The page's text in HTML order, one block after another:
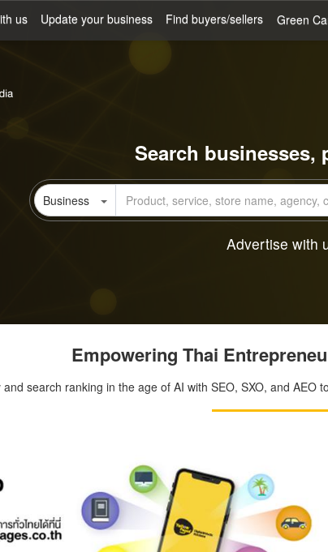
us Update your business Find buyers/sellers Green
Search businesses,
Business
Advertise with
Empowering Thai
search ranking in the age of AI with SEO, SXO, and